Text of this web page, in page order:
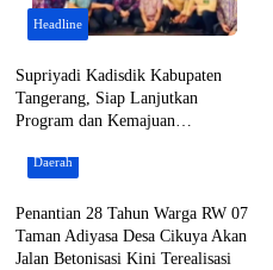
Headline
Supriyadi Kadisdik Kabupaten
Tangerang, Siap Lanjutkan
Program dan Kemajuan
Daerah
Penantian 28 Tahun Warga RW 07
Taman Adiyasa Desa Cikuya Akan
Jalan Betonisasi Kini Terealisasi